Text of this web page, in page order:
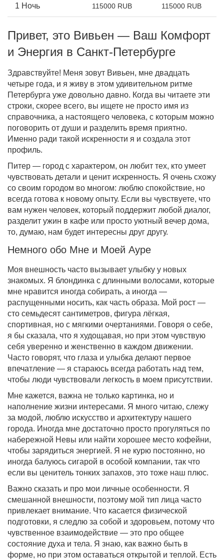
1 Ночь 115000 RUB 115000 RUB
Привет, это Вивьен — Ваш Комфорт
и Энергия в Санкт-Петербурге
Здравствуйте! Меня зовут Вивьен, мне двадцать
четыре года, и я живу в этом удивительном ритме
Петербурга уже довольно давно. Когда вы читаете эти
строки, скорее всего, вы ищете не просто имя из
справочника, а настоящего человека, с которым можно
поговорить от души и разделить время приятно.
Именно ради такой искренности я и создала этот
профиль.
Питер — город с характером, он любит тех, кто умеет
чувствовать детали и ценит искренность. Я очень схожу
со своим городом во многом: люблю спокойствие, но
всегда готова к новому опыту. Если вы чувствуете, что
вам нужен человек, который поддержит любой диалог,
разделит ужин в кафе или просто уютный вечер дома,
то, думаю, нам будет интересны друг другу.
Немного обо Мне и Моей Ауре
Моя внешность часто вызывает улыбку у новых
знакомых. Я блондинка с длинными волосами, которые
мне нравится иногда собирать, а иногда —
распущенными носить, как часть образа. Мой рост —
сто семьдесят сантиметров, фигура лёгкая,
спортивная, но с мягкими очертаниями. Говоря о себе,
я бы сказала, что я худощавая, но при этом чувствую
себя уверенно и женственно в каждом движении.
Часто говорят, что глаза и улыбка делают первое
впечатление — я стараюсь всегда работать над тем,
чтобы люди чувствовали легкость в моем присутствии.
Мне кажется, важна не только картинка, но и
наполнение жизни интересами. Я много читаю, слежу
за модой, люблю искусство и архитектуру нашего
города. Иногда мне достаточно просто прогуляться по
набережной Невы или найти хорошее место кофейни,
чтобы зарядиться энергией. Я не курю постоянно, но
иногда балуюсь сигарой в особой компании, так что
если вы ценитель тонких запахов, это тоже наш плюс.
Важно сказать и про мои личные особенности. Я
смешанной внешности, поэтому мой тип лица часто
привлекает внимание. Что касается физической
подготовки, я следлю за собой и здоровьем, потому что
чувственное взаимодействие — это про общее
состояние духа и тела. Я знаю, как важно быть в
форме, но при этом оставаться открытой и теплой. Есть